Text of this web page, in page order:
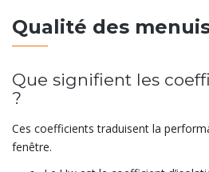
Qualité des
Que signifient les
?
Ces coefficients traduisent la
fenêtre.